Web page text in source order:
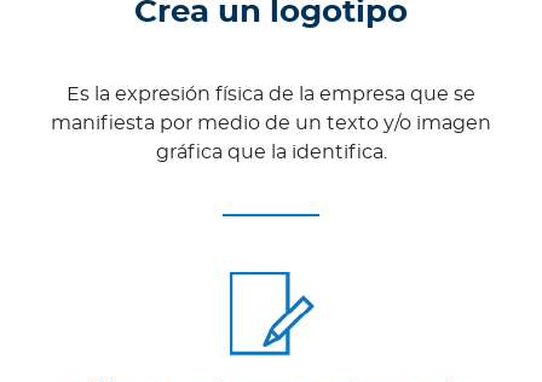
Crea un logotipo
Es la expresión física de la empresa que se
manifiesta por medio de un texto y/o imagen
gráfica que la identifica.